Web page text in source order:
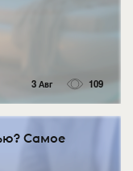
3 Авг 109
Самое